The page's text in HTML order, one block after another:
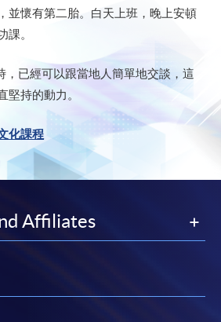
並懷有第二胎。白天上班，晚上安頓
課。
，已經可以跟當地人簡單地交談，這
堅持的動力。
化課程
Affiliates